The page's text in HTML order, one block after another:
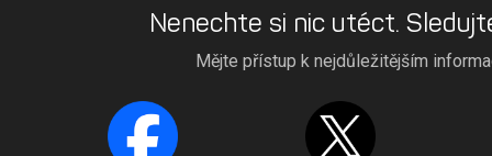
Nenechte si nic utéct.
Mějte přístup k nejdůležitějším